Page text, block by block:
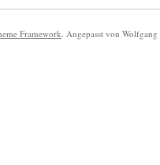
Framework. Angepasst von